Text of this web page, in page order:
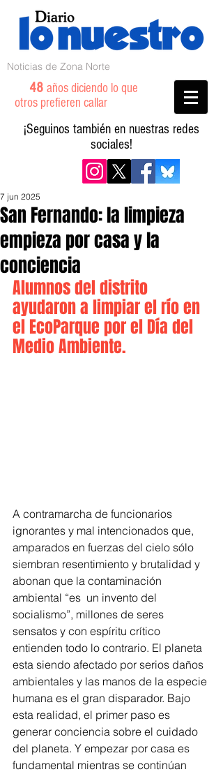
Noticias de Zona Norte
48 años diciendo lo que
otros prefieren callar
¡Seguinos también en nuestras redes
sociales!
San Fernando: la limpieza
empieza por casa y la
conciencia
7 jun 2025
Alumnos del distrito
ayudaron a limpiar el río en
el EcoParque por el Día del
Medio Ambiente.
A contramarcha de funcionarios
ignorantes y mal intencionados que,
amparados en fuerzas del cielo sólo
siembran resentimiento y brutalidad y
abonan que la contaminación
ambiental “es  un invento del
socialismo”, millones de seres
sensatos y con espíritu crítico
entienden todo lo contrario. El planeta
esta siendo afectado por serios daños
ambientales y las manos de la especie
humana es el gran disparador. Bajo
esta realidad, el primer paso es
generar conciencia sobre el cuidado
del planeta. Y empezar por casa es
fundamental mientras se continúan